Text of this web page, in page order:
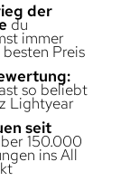
der
du
immer
besten Preis
so beliebt
Lightyear
seit
150.000
ins All